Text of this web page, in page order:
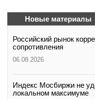
Новые материалы
Российский рынок
сопротивления
06.08.2026
Индекс Мосбиржи не
локальном максимуме